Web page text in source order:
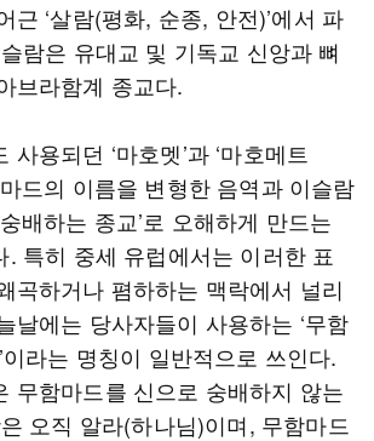
근 ‘살람(평화, 순종, 안전)’에서 파
람은 유대교 및 기독교 신앙과 뼈
브라함계 종교다.
용되던 ‘마호멧’과 ‘마호메트
드의 이름을 변형한 음역과 이슬람
배하는 종교’로 오해하게 만드는
. 특히 중세 유럽에서는 이러한 표
곡하거나 폄하하는 맥락에서 널리
날에는 당사자들이 사용하는 ‘무함
이라는 명칭이 일반적으로 쓰인다.
무함마드를 신으로 숭배하지 않는
오직 알라(하나님)이며, 무함마드